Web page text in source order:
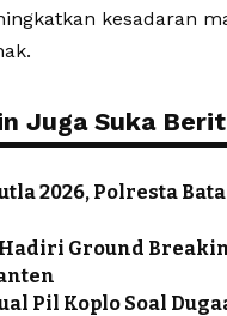
kesadaran
Juga Suka
2026, Polresta
Ground
Pil Koplo Soal